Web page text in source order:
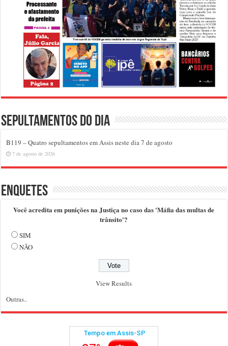
Sepultamentos do dia
B119 – Quatro sepultamentos em Assis neste dia 7 de agosto
7 de agosto de 2026
Enquetes
Você acredita em punições na Justiça no caso das 'Máfia das multas de
trânsito'?
SIM
NÃO
View Results
Outras..